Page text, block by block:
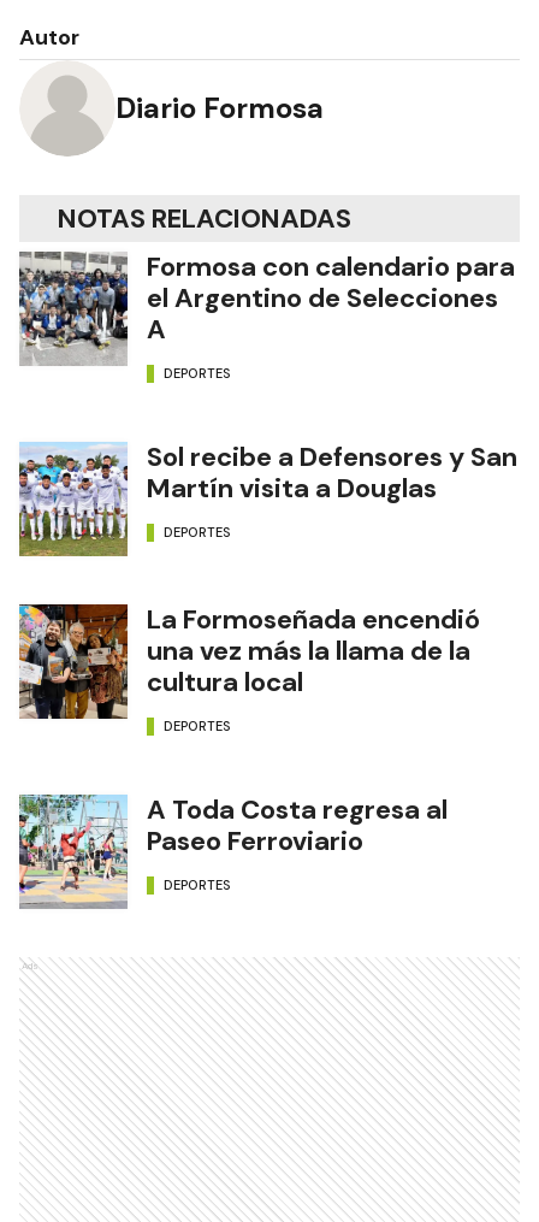
Autor
Diario Formosa
NOTAS RELACIONADAS
Formosa con calendario para
el Argentino de Selecciones
A
DEPORTES
Sol recibe a Defensores y San
Martín visita a Douglas
DEPORTES
La Formoseñada encendió
una vez más la llama de la
cultura local
DEPORTES
A Toda Costa regresa al
Paseo Ferroviario
DEPORTES
Ads